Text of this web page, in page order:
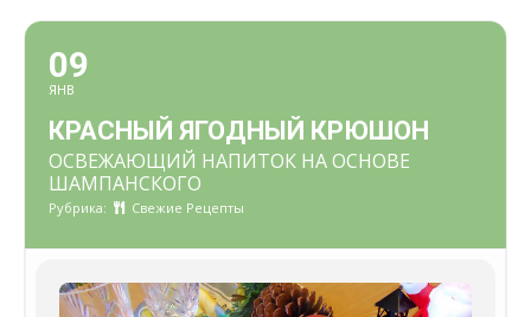
09
ЯНВ
КРАСНЫЙ ЯГОДНЫЙ КРЮШОН
ОСВЕЖАЮЩИЙ НАПИТОК НА ОСНОВЕ
ШАМПАНСКОГО
Рубрика: Свежие Рецепты